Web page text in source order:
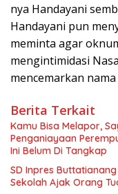
nya Handayani
Handayani pun
meminta agar
mengintimidasi
mencemarkan nama
Berita Terkait
Kamu Bisa Melapor,
Penganiayaan
Ini Belum Di Tangkap
SD Inpres
Sekolah Ajak Orang